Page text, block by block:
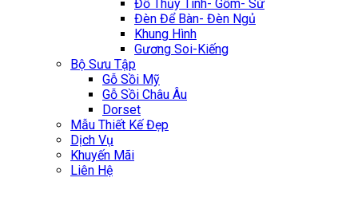
Đồ Thủy Tinh- Gốm- Sứ
Đèn Để Bàn- Đèn Ngủ
Khung Hình
Gương Soi-Kiếng
Bộ Sưu Tập
Gỗ Sồi Mỹ
Gỗ Sồi Châu Âu
Dorset
Mẫu Thiết Kế Đẹp
Dịch Vụ
Khuyến Mãi
Liên Hệ